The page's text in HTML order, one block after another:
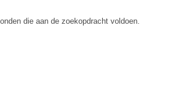
die aan de zoekopdracht voldoen.